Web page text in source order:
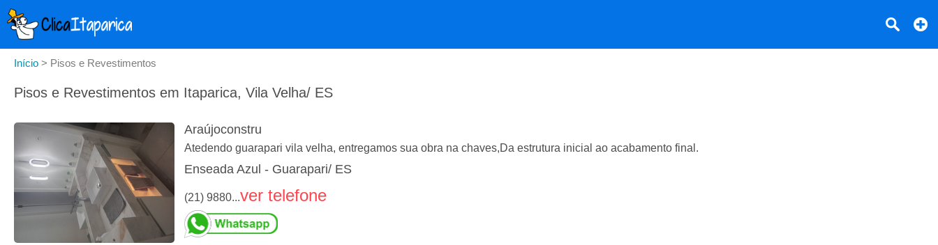
Início > Pisos e Revestimentos
Pisos e Revestimentos em Itaparica, Vila Velha/ ES
Araújoconstru
Atedendo guarapari vila velha, entregamos sua obra na chaves,Da estrutura inicial ao acabamento final.
Enseada Azul - Guarapari/ ES
(21) 9880...ver telefone